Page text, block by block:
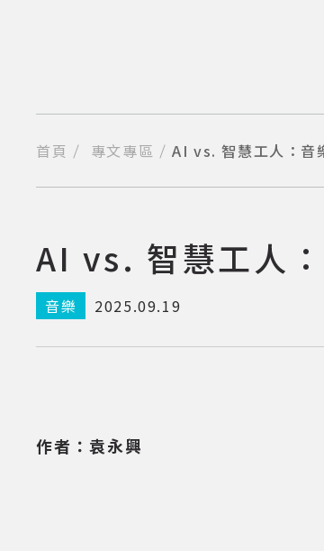
首頁 專文專區 AI vs. 智慧工人：音
分享到我的Facebook
分享到我的Twitter
分享到Line
複製網址
AI vs. 智慧工人
音樂 2025.09.19
作者：袁永興